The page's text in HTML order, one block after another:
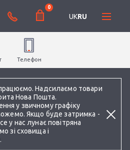
Надсилаємо товари
Нова Пошта.
у звичному графіку
Якщо буде затримка -
у нас лунає повітряна
зі сховища і
0
UKRU
Телефон